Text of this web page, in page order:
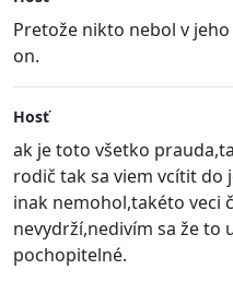
Pretože nikto nebol v
on.
Hosť
ak je toto všetko
rodič tak sa viem vcítit do
inak nemohol,takéto veci
nevydrží,nedivím sa že to
pochopitelné.